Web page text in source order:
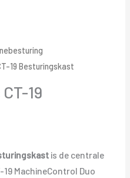
19 Besturingskast
19
is de centrale
MachineControl Duo